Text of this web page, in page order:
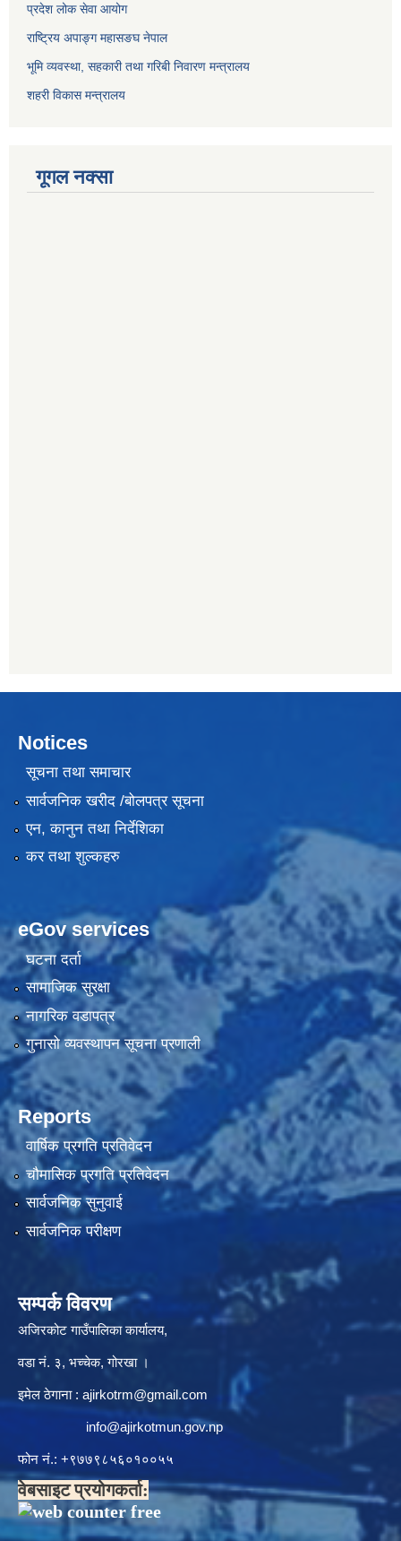
प्रदेश लोक सेवा आयोग
राष्ट्रिय अपाङ्ग महासङघ नेपाल
भूमि व्यवस्था, सहकारी तथा गरिबी निवारण मन्त्रालय
शहरी विकास मन्त्रालय
गूगल नक्सा
Notices
सूचना तथा समाचार
सार्वजनिक खरीद /बोलपत्र सूचना
एन, कानुन तथा निर्देशिका
कर तथा शुल्कहरु
eGov services
घटना दर्ता
सामाजिक सुरक्षा
नागरिक वडापत्र
गुनासो व्यवस्थापन सूचना प्रणाली
Reports
वार्षिक प्रगति प्रतिवेदन
चौमासिक प्रगति प्रतिवेदन
सार्वजनिक सुनुवाई
सार्वजनिक परीक्षण
सम्पर्क विवरण
अजिरकोट गाउँपालिका कार्यालय,
वडा नं. ३, भच्चेक, गोरखा ।
इमेल ठेगाना : ajirkotrm@gmail.com
info@ajirkotmun.gov.np
फोन नं.: ‍‌+९७७९८५६०१००५५
वेबसाइट प्रयोगकर्ता: